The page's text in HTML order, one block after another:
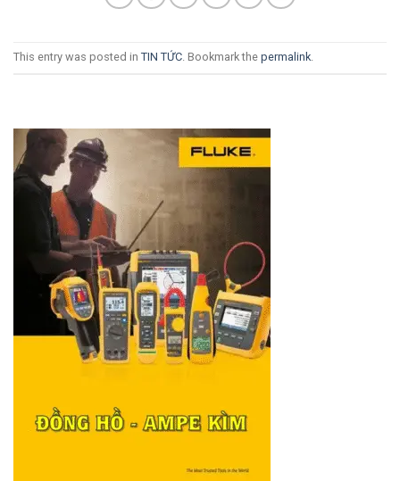
This entry was posted in TIN TỨC. Bookmark the permalink.